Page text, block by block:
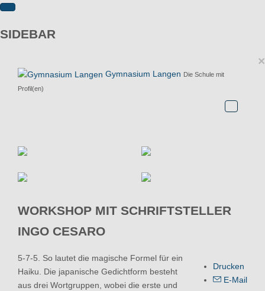
SIDEBAR
×
Gymnasium Langen Die Schule mit
Profil(en)
WORKSHOP MIT SCHRIFTSTELLER
INGO CESARO
Drucken
E-Mail
5-7-5. So lautet die magische Formel für ein
Haiku. Die japanische Gedichtform besteht
aus drei Wortgruppen, wobei die erste und